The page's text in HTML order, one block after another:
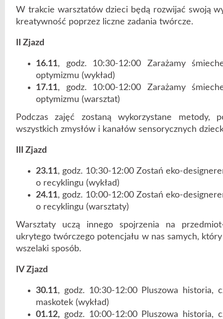
W trakcie warsztatów dzieci będą rozwijać swoją
kreatywność poprzez liczne zadania twórcze.
II Zjazd
16.11, godz. 10:30-12:00 Zarażamy
optymizmu (wykład)
17.11, godz. 10:00-12:00 Zarażamy
optymizmu (warsztat)
Podczas zajęć zostaną wykorzystane metody,
wszystkich zmysłów i kanałów sensorycznych
III Zjazd
23.11, godz. 10:30-12:00 Zostań eko-
o recyklingu (wykład)
24.11, godz. 10:00-12:00 Zostań eko-
o recyklingu (warsztaty)
Warsztaty uczą innego spojrzenia na
ukrytego twórczego potencjału w nas samych,
wszelaki sposób.
IV Zjazd
30.11, godz. 10:30-12:00 Pluszowa historia,
maskotek (wykład)
01.12, godz. 10:00-12:00 Pluszowa historia,